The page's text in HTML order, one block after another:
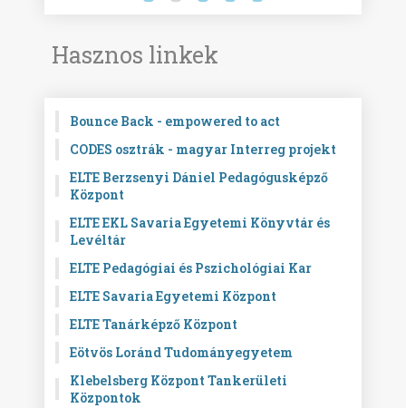
Hasznos linkek
Bounce Back - empowered to act
CODES osztrák - magyar Interreg projekt
ELTE Berzsenyi Dániel Pedagógusképző
Központ
ELTE EKL Savaria Egyetemi Könyvtár és
Levéltár
ELTE Pedagógiai és Pszichológiai Kar
ELTE Savaria Egyetemi Központ
ELTE Tanárképző Központ
Eötvös Loránd Tudományegyetem
Klebelsberg Központ Tankerületi
Központok